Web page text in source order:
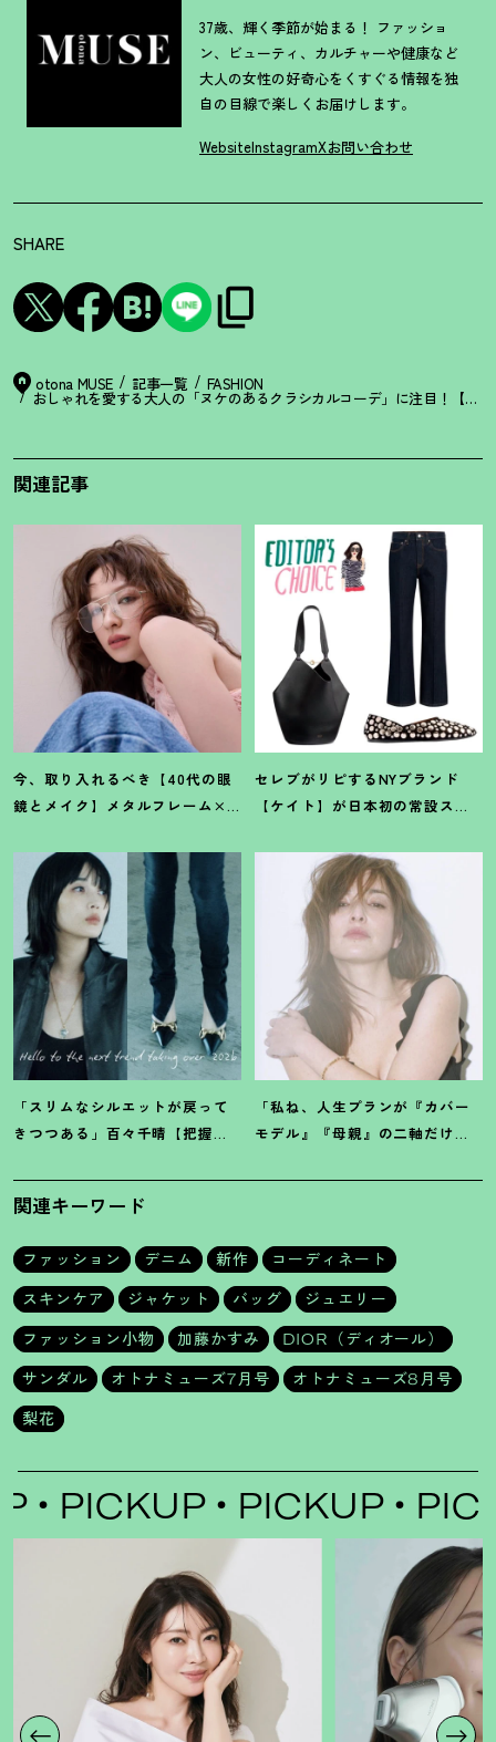
37歳、輝く季節が始まる！ ファッショ
ン、ビューティ、カルチャーや健康など
大人の女性の好奇心をくすぐる情報を独
自の目線で楽しくお届けします。
WebsiteInstagramXお問い合わせ
SHARE
otona MUSE 記事一覧 FASHION
おしゃれを愛する大人の「ヌケのあるクラシカルコーデ」に注目 ！ 【上
関連記事
今、取り入れるべき【40代の眼
鏡とメイク】メタルフレーム×
女っぽく
セレブがリピするNYブランド
【ケイト】が日本初の常設スト
「スリムなシルエットが戻って
きつつある」百々千晴【把握し
て？
「私ね、人生プランが『カバー
モデル』『母親』の二軸だけな
き方】
関連キーワード
ファッション デニム 新作
コーディネート
スキンケア
ジャケット バッグ
ジュエリー
ファッション小物
加藤かすみ
DIOR（ディオール）
サンダル
オトナミューズ7月号
オトナミューズ8月号
梨花
PICKUP PICKUP